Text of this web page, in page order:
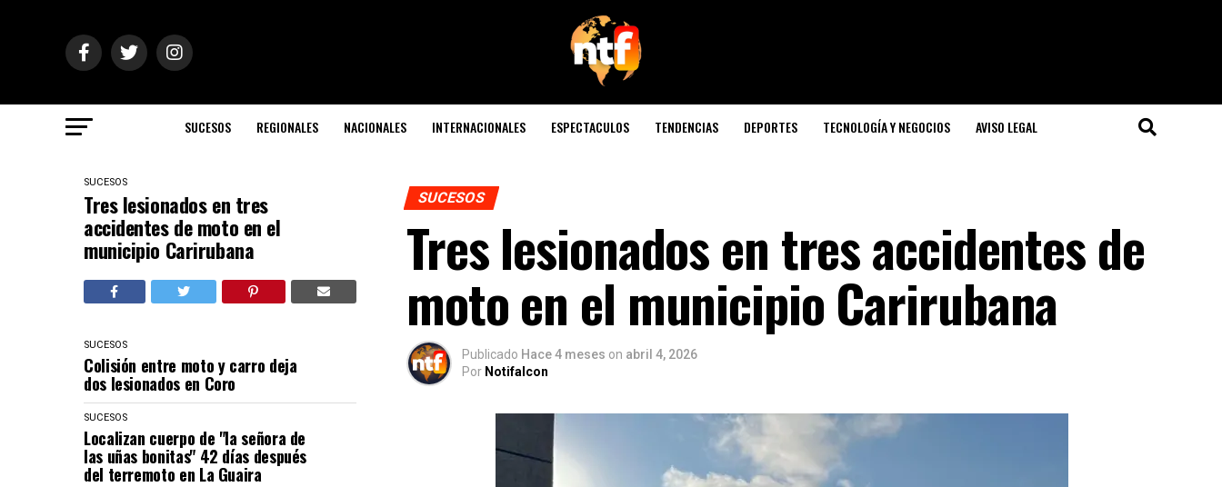
SUCESOS REGIONALES NACIONALES INTERNACIONALES ESPECTACULOS TENDENCIAS DEPORTES TECNOLOGÍA Y NEGOCIOS AVISO LEGAL
SUCESOS
Tres lesionados en tres
accidentes de moto en el
municipio Carirubana
SUCESOS
Colisión entre moto y carro deja
dos lesionados en Coro
SUCESOS
Localizan cuerpo de "la señora de
las uñas bonitas" 42 días después
del terremoto en La Guaira
SUCESOS
Tres lesionados en tres accidentes de
moto en el municipio Carirubana
Publicado Hace 4 meses on abril 4, 2026
Por Notifalcon